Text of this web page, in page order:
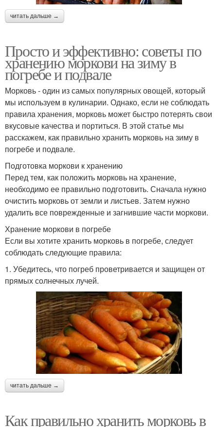
читать дальше →
Просто и эффективно: советы по
хранению моркови на зиму в
погребе и подвале
Морковь - один из самых популярных овощей, который
мы используем в кулинарии. Однако, если не соблюдать
правила хранения, морковь может быстро потерять свои
вкусовые качества и портиться. В этой статье мы
расскажем, как правильно хранить морковь на зиму в
погребе и подвале.
Подготовка моркови к хранению
Перед тем, как положить морковь на хранение,
необходимо ее правильно подготовить. Сначала нужно
очистить морковь от земли и листьев. Затем нужно
удалить все поврежденные и загнившие части моркови.
Хранение моркови в погребе
Если вы хотите хранить морковь в погребе, следует
соблюдать следующие правила:
1. Убедитесь, что погреб проветривается и защищен от
прямых солнечных лучей.
читать дальше →
Как правильно хранить морковь в